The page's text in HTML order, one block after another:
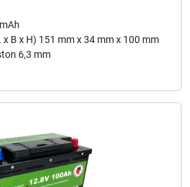
x B x H) 151 mm x 34 mm x 100 mm
6,3 mm